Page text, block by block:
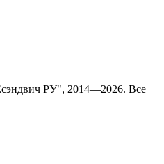
РУ", 2014—2026. Все